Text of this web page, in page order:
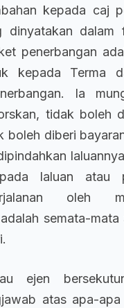
kepada caj
dinyatakan dalam
penerbangan
kepada Terma
Ia
tidak boleh
boleh diberi
laluan atau
oleh
semata-mata
ejen
atas apa-apa